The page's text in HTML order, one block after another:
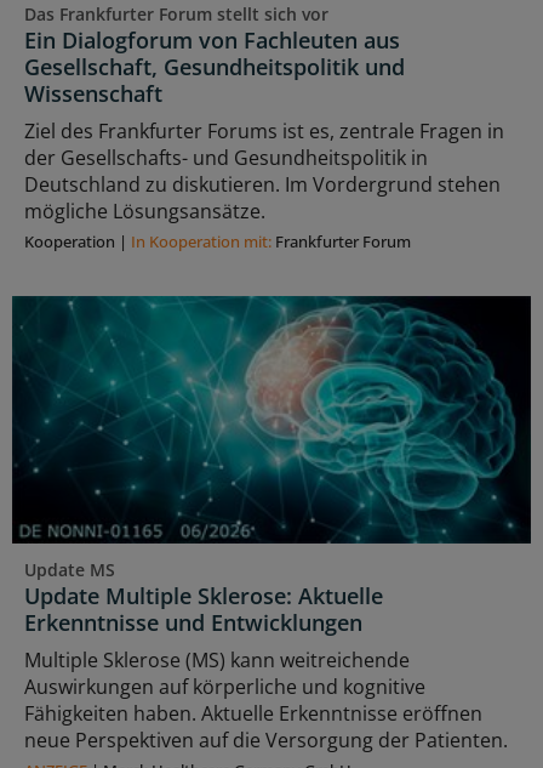
Das Frankfurter Forum stellt sich vor
Ein Dialogforum von Fachleuten aus
Gesellschaft, Gesundheitspolitik und
Wissenschaft
Ziel des Frankfurter Forums ist es, zentrale Fragen in
der Gesellschafts- und Gesundheitspolitik in
Deutschland zu diskutieren. Im Vordergrund stehen
mögliche Lösungsansätze.
Kooperation | In Kooperation mit: Frankfurter Forum
Update MS
Update Multiple Sklerose: Aktuelle
Erkenntnisse und Entwicklungen
Multiple Sklerose (MS) kann weitreichende
Auswirkungen auf körperliche und kognitive
Fähigkeiten haben. Aktuelle Erkenntnisse eröffnen
neue Perspektiven auf die Versorgung der Patienten.